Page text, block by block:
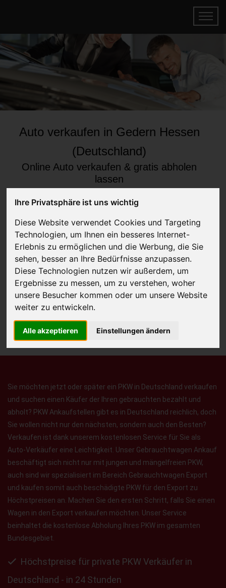
Ihre Privatsphäre ist uns wichtig
Diese Website verwendet Cookies und Targeting
Technologien, um Ihnen ein besseres Internet-
Erlebnis zu ermöglichen und die Werbung, die Sie
sehen, besser an Ihre Bedürfnisse anzupassen.
Diese Technologien nutzen wir außerdem, um
Ergebnisse zu messen, um zu verstehen, woher
unsere Besucher kommen oder um unsere Website
weiter zu entwickeln.
Alle akzeptieren Einstellungen ändern
Auto verkaufen in Gedern Hessen
(Deutschland)
Online Auto verkaufen & gratis abholen
lassen
JETZT KOSTENLOSE BEWERTUNG
Kostenloses Angebot
für den Ankauf Ihres Autos inklusive der
Abholung, auf Wunsch sofort Geld. Ihre Daten werden nicht mit Dritten
Wir garantieren 100% Sicherheit.
Sie möchten jetzt oder später ein PKW in Deutschland verkaufen
und suchen einen Käufer der Ihren gebrauchten bezahlt und
abholt? PKW Ankaufstellen gibt es in Deutschland reichlich, doch
Sie wollen nicht nur den nächsten, sondern auch den Besten?
Verkaufen ist dank unserem kostenlosen Service für Sie als
Auto-Verkäufer eine Leichtigkeit. Unser Gebrauchtwagen Ankauf
beschäftigt sich nicht nur mit jungen und mängelfreien PKW,
auch sind wir spezialisiert im Bereich Gebrauchtwagen Export
und kaufen somit auch beschädigte PKW für den Export zu
Höchstpreisen an. Machen Sie den ersten Schritt, falls Sie einen
Wagen in den Export verkaufen möchten. Unser Service
beinhaltet die kostenlose Abholung Ihres PKW im gesamten
Bundesgebiet.
Höchstpreise für private PKW Verkäufer in
Deutschland - in 24 Stunden